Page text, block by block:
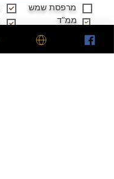
מרפסת שמש
ממ"ד